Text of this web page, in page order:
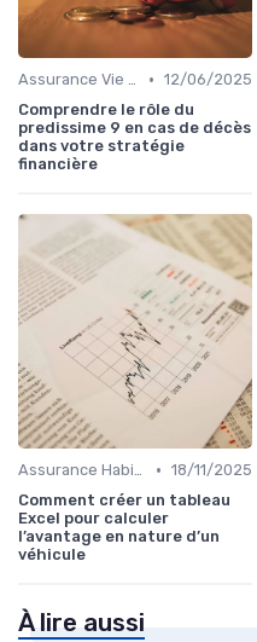
Assurance Vie et Santé • 12/06/2025
Comprendre le rôle du
predissime 9 en cas de décès
dans votre stratégie
financière
Assurance Habitation et Véhicule • 18/11/2025
Comment créer un tableau
Excel pour calculer
l’avantage en nature d’un
véhicule
À lire aussi